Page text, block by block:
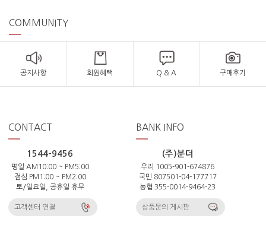
COMMUNITY
공지사항 회원혜택 Q & A 구매후기
CONTACT
1544-9456
평일 AM10:00 ~ PM5:00
점심 PM1:00 ~ PM2:00
토/일요일, 공휴일 휴무
고객센터 연결
BANK INFO
(주)분더
우리 1005-901-674876
국민 807501-04-177717
농협 355-0014-9464-23
상품문의 게시판